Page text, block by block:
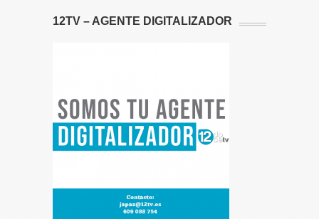
12TV – AGENTE DIGITALIZADOR